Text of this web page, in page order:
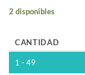
2 disponibles
CANTIDAD
1 - 49